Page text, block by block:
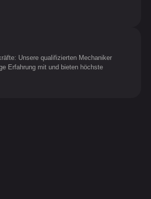
Unsere qualifizierten Mechaniker
Erfahrung mit und bieten höchste